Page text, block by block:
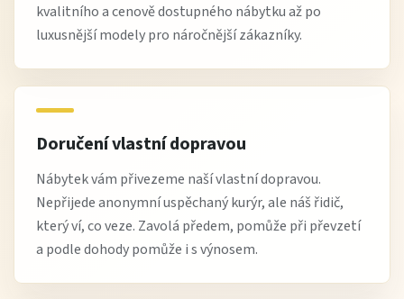
kvalitního a cenově dostupného nábytku až po
luxusnější modely pro náročnější zákazníky.
Doručení vlastní dopravou
Nábytek vám přivezeme naší vlastní dopravou.
Nepřijede anonymní uspěchaný kurýr, ale náš řidič,
který ví, co veze. Zavolá předem, pomůže při převzetí
a podle dohody pomůže i s výnosem.